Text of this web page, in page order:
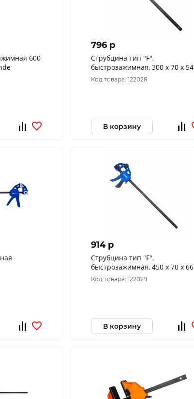
600
796 p
Струбцина тип "F",
быстрозажимная, 300 х 70 х
мм, двухк. рукоятка 3307303
Код товара: 122028
В корзину
914 p
Струбцина тип "F",
быстрозажимная, 450 х 70 х
мм, двухк. рукоятка 3307304
Код товара: 122029
В корзину